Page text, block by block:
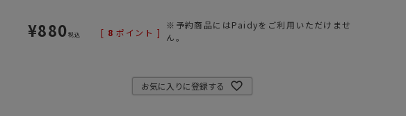
バッグ/ポーチ
キーホルダー/カラビナ
インテリア
¥880税込 [ 8 ポイント ]
※予約商品にはPaidyをご利用いただけませ
ん。
お気に入りに登録する